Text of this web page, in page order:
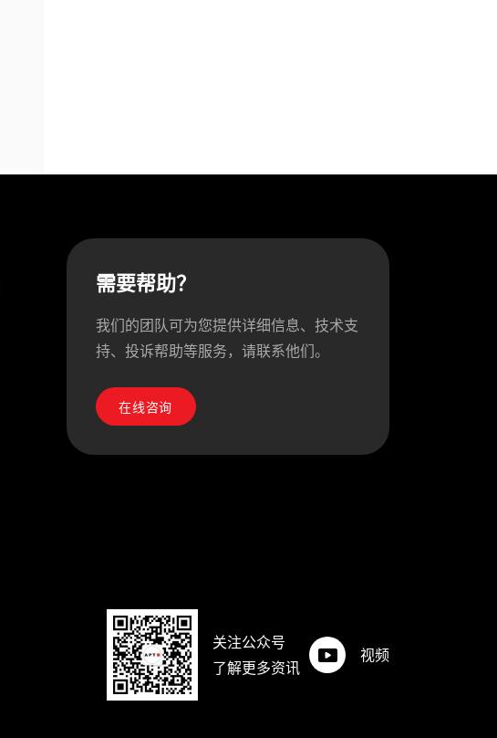
需要帮助？
我们的团队可为您提供详细信息、技术支
持、投诉帮助等服务，请联系他们。
在线咨询
关注公众号
了解更多资讯
视频